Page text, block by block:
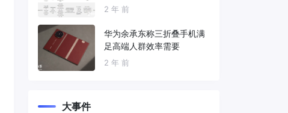
2 年 前
华为余承东称三折叠手机满
足高端人群效率需要
2 年 前
大事件